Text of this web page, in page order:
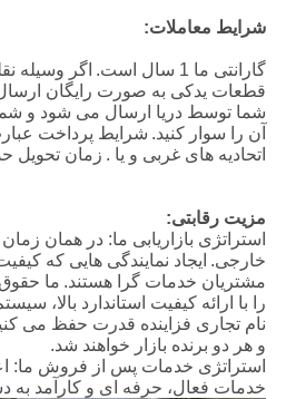
شرایط معاملات:
گارانتی ما 1 سال است.
اگر وسیله
قطعات یدکی به صورت رایگان
شما توسط دریا ارسال می شود و
آن را سوار کنید. شرایط پرداخت
اتحادیه های غربی و یا . زمان تحویل حدود 20
مزیت رقابتی:
استراتژی بازاریابی ما: در همان
خارجی. ایجاد نمایندگی هایی که
مشتریان خدمات گرا هستند. ما
را با ارائه کیفیت استاندارد بالا،
نام تجاری فزاینده قدرت حفظ می
و هر دو برنده بازار خواهند شد.
استراتژی خدمات پس از فروش ما:
خدمات فعال، حرفه ای و کارآمد به